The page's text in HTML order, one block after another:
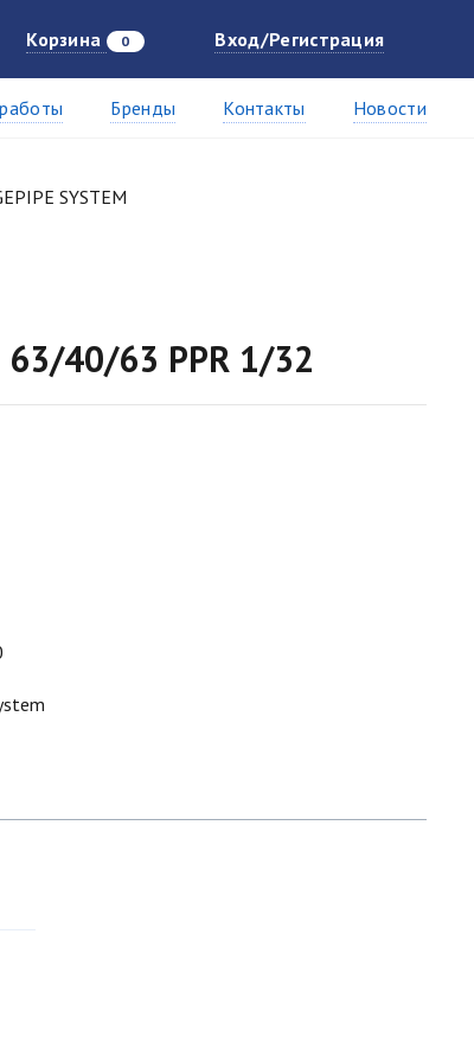
Корзина 0 Вход/Регистрация
Бренды Контакты Новости
SYSTEM
63/40/63 PPR 1/32